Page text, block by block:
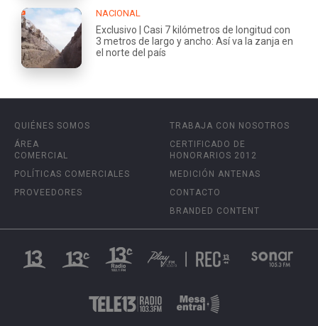
NACIONAL
Exclusivo | Casi 7 kilómetros de longitud con
3 metros de largo y ancho: Así va la zanja en
el norte del país
QUIÉNES SOMOS
ÁREA
COMERCIAL
POLÍTICAS COMERCIALES
PROVEEDORES
TRABAJA CON NOSOTROS
CERTIFICADO DE
HONORARIOS 2012
MEDICIÓN ANTENAS
CONTACTO
BRANDED CONTENT